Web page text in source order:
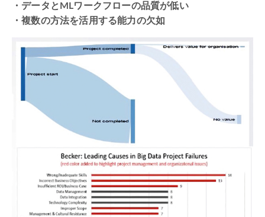
・データとMLワークフローの品質が低い
・複数の方法を活用する能力の欠如